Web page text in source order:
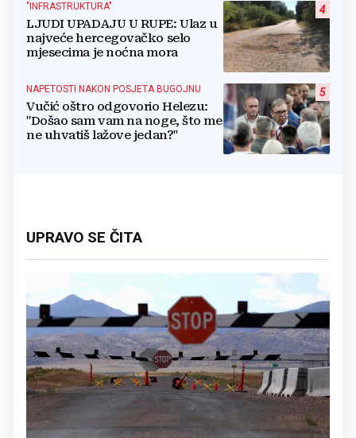
4
"INFRASTRUKTURA"
LJUDI UPADAJU U RUPE: Ulaz u
najveće hercegovačko selo
mjesecima je noćna mora
5
NAPETOSTI NAKON POSJETA BUGOJNU
Vučić oštro odgovorio Helezu:
"Došao sam vam na noge, što me
ne uhvatiš lažove jedan?"
UPRAVO SE ČITA